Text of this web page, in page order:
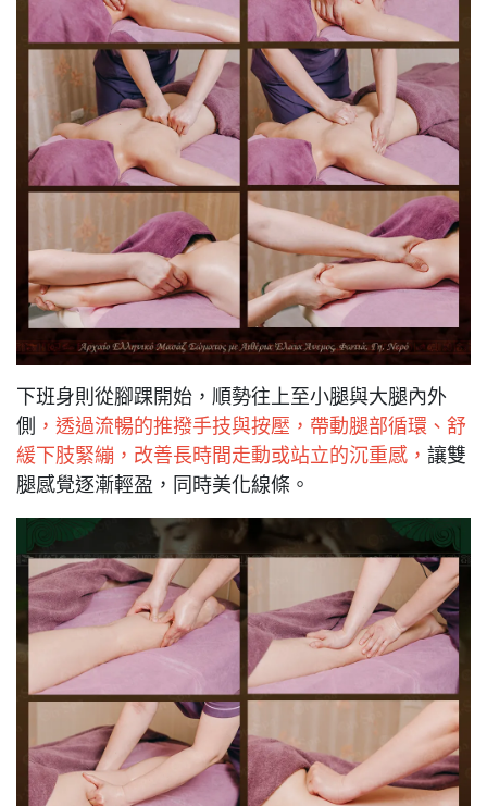
下班身則從腳踝開始，順勢往上至小腿與大腿內外
側 ，透過流暢的推撥手技與按壓，帶動腿部循環、舒
緩下肢緊繃，改善長時間走動或站立的沉重感， 讓雙
腿感覺逐漸輕盈，同時美化線條。